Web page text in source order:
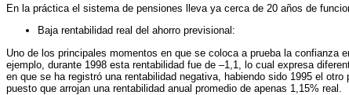
En la práctica el sistema de pensiones lleva ya cerca de 20 años de
Baja rentabilidad real del ahorro previsional:
Uno de los principales momentos en que se coloca a prueba la
ejemplo, durante 1998 esta rentabilidad fue de –1,1, lo cual expresa
en que se ha registró una rentabilidad negativa, habiendo sido 1995 el
puesto que arrojan una rentabilidad anual promedio de apenas 1,15% real.